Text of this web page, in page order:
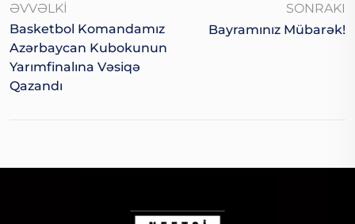
ƏVVƏLKI
Basketbol Komandamız
Azərbaycan Kubokunun
Yarımfinalına Vəsiqə
Qazandı
SONRAKI
Bayramınız Mübarək!